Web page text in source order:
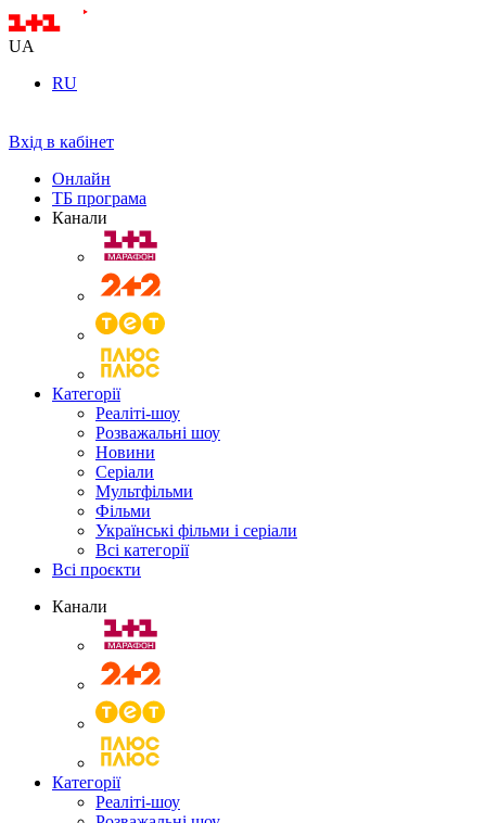
UA
RU
Вхід в кабінет
Онлайн
ТБ програма
Канали
Категорії
Реаліті-шоу
Розважальні шоу
Новини
Серіали
Мультфільми
Фільми
Українські фільми і серіали
Всі категорії
Всі проєкти
Канали
Категорії
Реаліті-шоу